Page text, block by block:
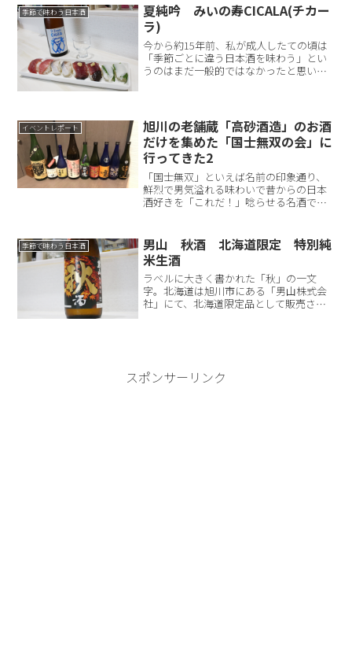
季節で味わう日本酒
夏純吟 みいの寿CICALA(チカー
ラ)
今から約15年前、私が成人したての頃は
「季節ごとに違う日本酒を味わう」とい
うのはまだ一般的ではなかったと思いま
になってきました。今回...
イベントレポート
旭川の老舗蔵「高砂酒造」のお酒
だけを集めた「国士無双の会」に
行ってきた2
「国士無双」といえば名前の印象通り、
鮮烈で男気溢れる味わいで昔からの日本
酒好きを「これだ！」唸らせる名酒で
質、力強さの後に来る優しさは雑味のな
さと米のうまさが成せる技。口...
季節で味わう日本酒
男山 秋酒 北海道限定 特別純
米生酒
ラベルに大きく書かれた「秋」の一文
字。北海道は旭川市にある「男山株式会
社」にて、北海道限定品として販売され
スポンサーリンク